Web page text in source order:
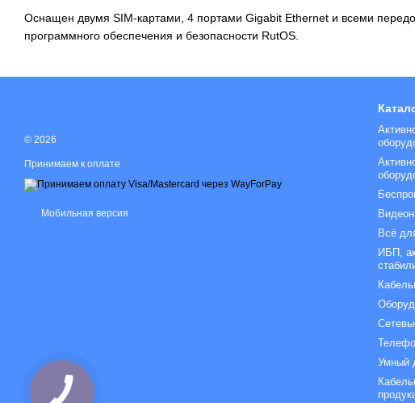
Оснащен двумя SIM-картами, 4 портами Gigabit Ethernet и всеми
программного обеспечения и безопасности RutOS.
© 2026
Принимаем к оплате
Мобильная версия
Всё
ИБП,
Умный